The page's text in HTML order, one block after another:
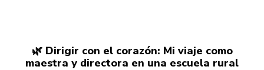
🌿 Dirigir con el corazón: Mi viaje como
maestra y directora en una escuela rural